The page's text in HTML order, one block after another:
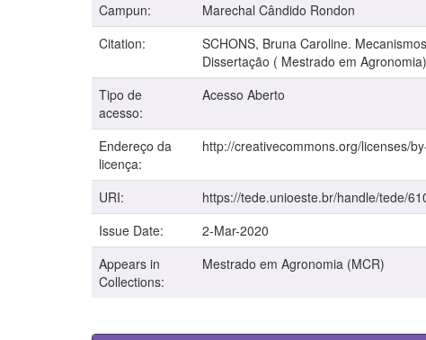
Campun:
Marechal Cândido Rondon
Citation:
SCHONS, Bruna Caroline.
Dissertação ( Mestrado em
Tipo de
acesso:
Acesso Aberto
Endereço da
licença:
http://creativecommons.org/licenses/
URI:
https://tede.unioeste.br/handle/tede/
Issue Date:
2-Mar-2020
Appears in
Collections:
Mestrado em Agronomia (MCR)